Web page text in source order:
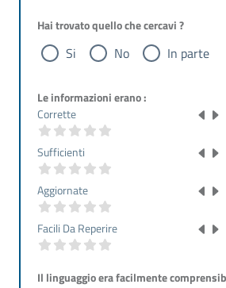
Hai trovato quello che cercavi ?
Si No In parte
Le informazioni erano :
Corrette
Sufficienti
Aggiornate
Facili Da Reperire
Il linguaggio era facilmente